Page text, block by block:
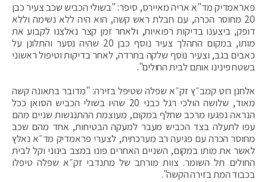
פאראמדיק מד"א אריה מאיירס, סיפר: "בשולי הכביש שכב צעיר כבן
20 מחוסר הכרה, עם חבלת ראש קשה, הוא היה ללא נשימה וללא
דופק, ביצענו בדיקות רפואיות, ולאחר זמן קצר נאלצנו לקבוע את
מותו, במקום התהלך צעיר נוסף כבן 20 שהיה נסער והתלונן על
כאבים בגב, וצעיר נוסף שלקה בחרדה, לאחר בדיקות וטיפול ראשוני
בשטח פינינו אותם לבית החולים".
אלחנן רוט קמב״ץ זק״א שפלה שטיפל בזירה: "מדובר בתאונה קשה
מאוד, שלושה הולכי רגל כבני 20 שהיו בשולי הכביש הסואן ככל
הנראה נפגעו מרכב שחלף במקום, מעוצמת ההתנגשות שניים מהם
עפו לתעלה בצד הכביש מעבר למעקה הבטיחות, אחד מהם שכב
מחוסר הכרה עם פגיעה רב מערכתית, לצערי פראמדיק מד״א נאלץ
לאשר את מותו במקום, השניים האחרים פונו במצב בינוני וקל לבית
החולים תל השומר. צוות מורחב של מתנדבי זק״א שפלה טיפלו
בכבוד המת בזירה הקשה".